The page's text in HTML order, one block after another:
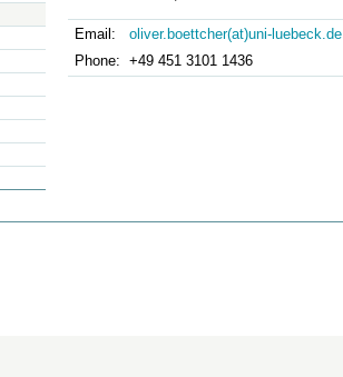
Email:
oliver.boettcher(at)uni-luebeck.de
Phone: +49 451 3101 1436